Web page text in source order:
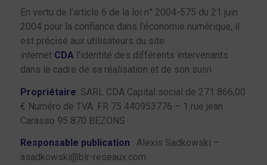
En vertu de l’article 6 de la loi n° 2004-575 du 21 juin
2004 pour la confiance dans l’économie numérique, il
est précisé aux utilisateurs du site
internet CDA l’identité des différents intervenants
dans le cadre de sa réalisation et de son suivi :
Propriétaire: SARL CDA Capital social de 271 866,00
€ Numéro de TVA: FR 75 440953776 – 1 rue jean
Carasso 95 870 BEZONS
Responsable publication : Alexis Sadkowski –
asadkowski@bir-reseaux.com